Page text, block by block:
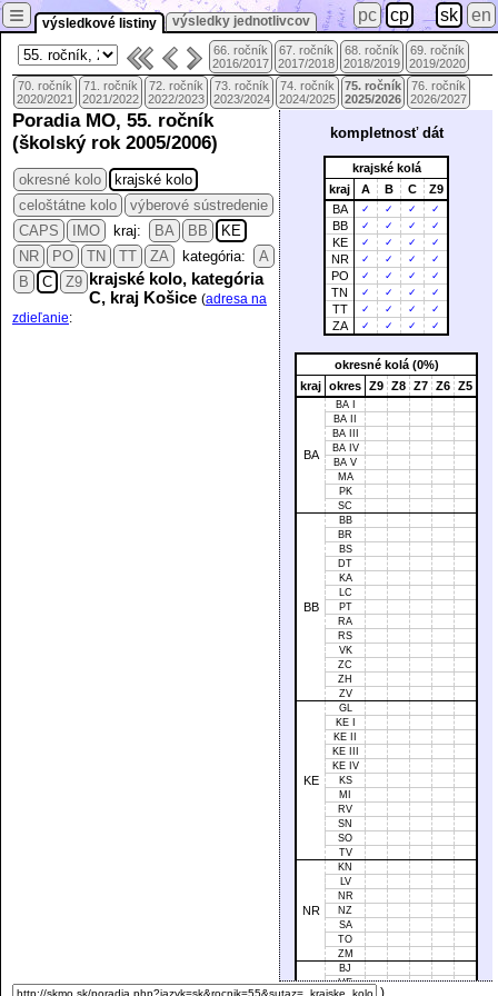
výsledkové listiny výsledky jednotlivcov
≡ pc cp sk en
66. ročník
2016/2017
67. ročník
2017/2018
68. ročník
2018/2019
69. ročník
2019/2020
70. ročník
2020/2021
71. ročník
2021/2022
72. ročník
2022/2023
73. ročník
2023/2024
74. ročník
2024/2025
75. ročník
2025/2026
76. ročník
2026/2027
kompletnosť dát
krajské kolá
kraj
A B C
Z9
BA
✓ ✓ ✓ ✓
BB ✓ ✓ ✓ ✓
KE ✓ ✓ ✓ ✓
NR ✓ ✓ ✓ ✓
PO ✓ ✓ ✓ ✓
TN ✓ ✓ ✓ ✓
TT ✓ ✓ ✓ ✓
ZA ✓ ✓ ✓ ✓
okresné kolá (0%)
kraj okres Z9 Z8 Z7 Z6 Z5
BA
BA I
BA II
BA III
BA IV
BA V
MA
PK
SC
BB
BB
BR
BS
DT
KA
LC
PT
RA
RS
VK
ZC
ZH
ZV
KE
GL
KE I
KE II
KE III
KE IV
KS
MI
RV
SN
SO
TV
NR
KN
LV
NR
NZ
SA
TO
ZM
BJ
HE
Poradia MO, 55. ročník
(školský rok 2005/2006)
okresné kolo
krajské kolo
celoštátne kolo
výberové sústredenie
CAPS
IMO kraj: BA BB
KE
NR
PO TN TT ZA kategória:
A
B
C Z9 krajské kolo, kategória
C, kraj Košice (adresa na
zdieľanie: